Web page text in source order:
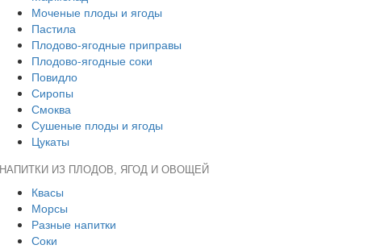
Моченые плоды и ягоды
Пастила
Плодово-ягодные приправы
Плодово-ягодные соки
Повидло
Сиропы
Смоква
Сушеные плоды и ягоды
Цукаты
НАПИТКИ ИЗ ПЛОДОВ, ЯГОД И ОВОЩЕЙ
Квасы
Морсы
Разные напитки
Соки